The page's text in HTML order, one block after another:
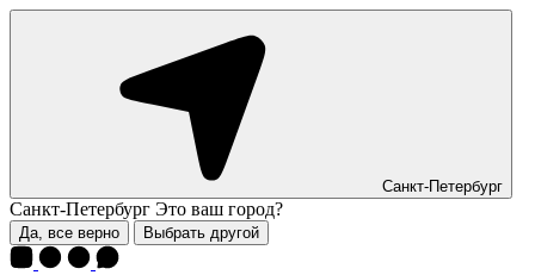
Санкт-Петербург
Санкт-Петербург Это ваш город?
Да, все верно Выбрать другой